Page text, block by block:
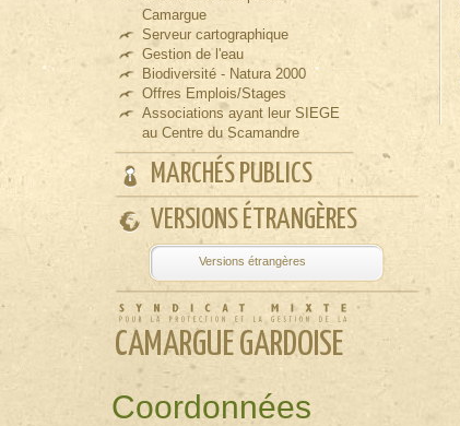
Camargue
Serveur cartographique
Gestion de l'eau
Biodiversité - Natura 2000
Offres Emplois/Stages
Associations ayant leur SIEGE
au Centre du Scamandre
MARCHÉS PUBLICS
VERSIONS ÉTRANGÈRES
Powered by
CAMARGUE GARDOISE
Coordonnées